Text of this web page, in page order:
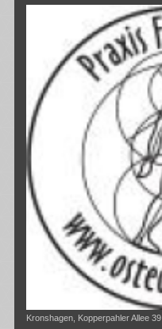
Kronshagen, Kopperpahler Allee 39